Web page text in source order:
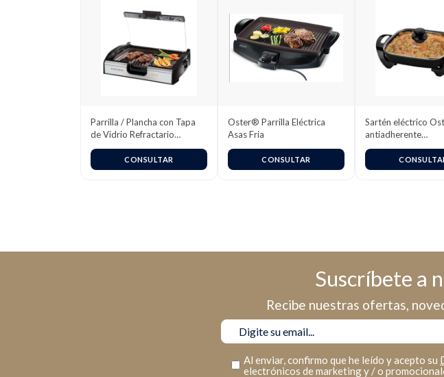
Parrilla / Plancha con Tapa
de Vidrio Refractario
Oster® CKSTGR3006
CONSULTAR
Oster® Parrilla Eléctrica
Asas Fria
CONSULTAR
Sartén eléctrico
antiadherente
CKSTSK1712B
Suscríbete a
Recibe nuestras ofertas,
Al enviar, confirmo que he leído y acepto su
electrónicos de marketing y / o